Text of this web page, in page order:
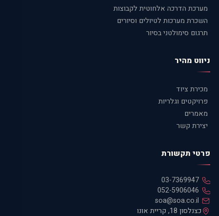
מערכת הדרכה אלחוטית לקבוצות
השכרת מערכות לטיולים וסיורים
תרגום סימולטני בסיור
ניווט מהיר
מכירת ציוד
פרויקטים וגלריות
מאמרים
יצירת קשר
פרטי תקשורת
03-7369947
052-5906046
soa@soa.co.il
כצנלסון 18, קריית אונו